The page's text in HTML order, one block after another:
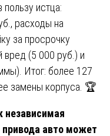
истца:
расходы на
за просрочку
вред (5 000 руб.) и
Итог: более 127
замены корпуса. 🏆
независимая
привода авто может